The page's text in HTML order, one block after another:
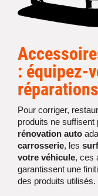
: équipez-
Pour corriger,
produits ne suffisent
rénovation auto
carrosserie, les
votre véhicule, ces
garantissent une
des produits utilisés.